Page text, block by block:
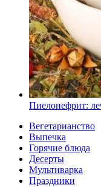
Пиелонефрит:
Вегетарианство
Выпечка
Горячие блюда
Десерты
Мультиварка
Праздники